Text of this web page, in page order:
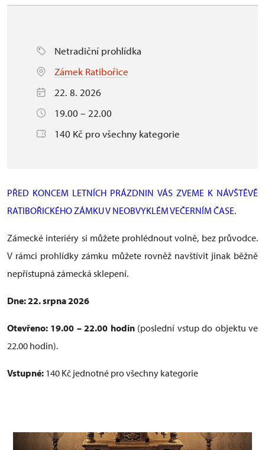
Netradiční prohlídka
Zámek Ratibořice
22. 8. 2026
19.00 – 22.00
140 Kč pro všechny kategorie
PŘED KONCEM LETNÍCH PRÁZDNIN VÁS ZVEME K NÁVŠTĚVĚ
RATIBOŘICKÉHO ZÁMKU V NEOBVYKLÉM VEČERNÍM ČASE.
Zámecké interiéry si můžete prohlédnout volně, bez průvodce.
V rámci prohlídky zámku můžete rovněž navštívit jinak běžně
nepřístupná zámecká sklepení.
Dne: 22. srpna 2026
Otevřeno: 19.00 – 22.00 hodin (poslední vstup do objektu ve
22.00 hodin).
Vstupné: 140 Kč jednotné pro všechny kategorie